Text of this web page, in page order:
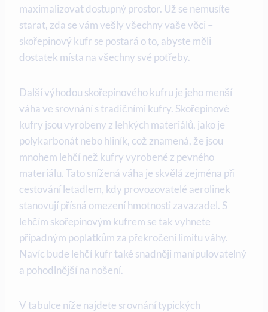
maximalizovat dostupný prostor. Už se nemusíte
starat, zda se vám vešly všechny vaše věci –
skořepinový kufr se postará o to, abyste měli
dostatek místa na všechny své potřeby.
Další výhodou skořepinového kufru je jeho menší
váha ve srovnání s tradičními kufry. Skořepinové
kufry jsou vyrobeny z lehkých materiálů, jako je
polykarbonát nebo hliník, což znamená, že jsou
mnohem lehčí než kufry vyrobené z pevného
materiálu. Tato snížená váha je skvělá zejména při
cestování letadlem, kdy provozovatelé aerolinek
stanovují přísná omezení hmotnosti zavazadel. S
lehčím skořepinovým kufrem se tak vyhnete
případným poplatkům za překročení limitu váhy.
Navíc bude lehčí kufr také snadněji manipulovatelný
a pohodlnější na nošení.
V tabulce níže najdete srovnání typických